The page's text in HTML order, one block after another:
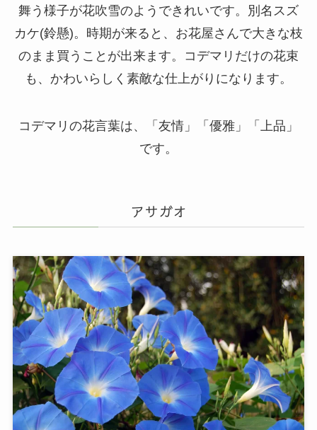
舞う様子が花吹雪のようできれいです。別名スズ
カケ(鈴懸)。時期が来ると、お花屋さんで大きな枝
のまま買うことが出来ます。コデマリだけの花束
も、かわいらしく素敵な仕上がりになります。
コデマリの花言葉は、「友情」「優雅」「上品」
です。
アサガオ